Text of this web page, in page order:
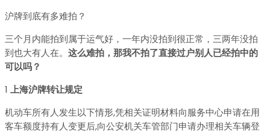
沪牌到底有多难拍？
三个月内能拍到属于运气好，一年内没拍到很正常，三两年没拍
到也大有人在。 这么难拍，那我不拍了直接过户别人已经拍中的
可以吗？
1 上海沪牌转让规定
机动车所有人发生以下情形,凭相关证明材料向服务中心申请在用
客车额度持有人变更后,向公安机关车管部门申请办理相关车辆登